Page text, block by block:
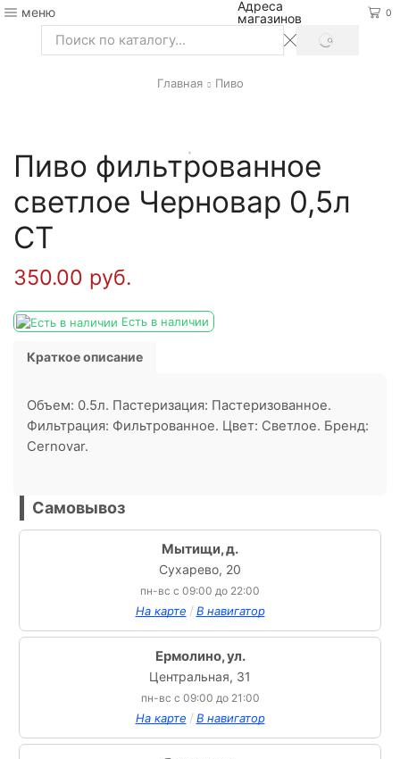
меню
Адреса
магазинов
0
Search
SEARCH
Главная Пиво
Пиво фильтрованное
светлое Черновар 0,5л
СТ
350.00 руб.
Есть в наличии
Краткое описание
Объем: 0.5л. Пастеризация: Пастеризованное.
Фильтрация: Фильтрованное. Цвет: Светлое. Бренд:
Cernovar.
Самовывоз
Мытищи, д.
Сухарево, 20
пн-вс с 09:00 до 22:00
На карте / В навигатор
Ермолино, ул.
Центральная, 31
пн-вс с 09:00 до 21:00
На карте / В навигатор